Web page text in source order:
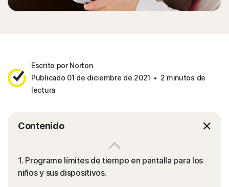
Escrito por Norton
Publicado 01 de diciembre de 2021
2 minutos de
lectura
Contenido
1. Programe límites de tiempo en pantalla para los
niños y sus dispositivos.